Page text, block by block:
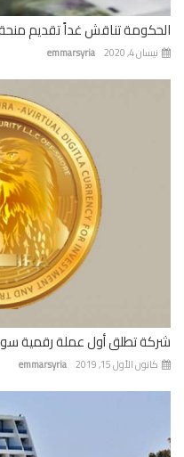
تناقش غداً تقديم منحة
emmarsyria 4, 2020
تطلق أول عملة رقمية سورية
emmarsyria الأول 15, 2019